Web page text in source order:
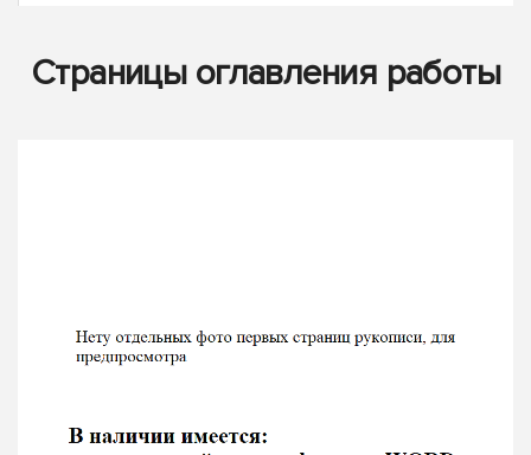
Страницы оглавления работы